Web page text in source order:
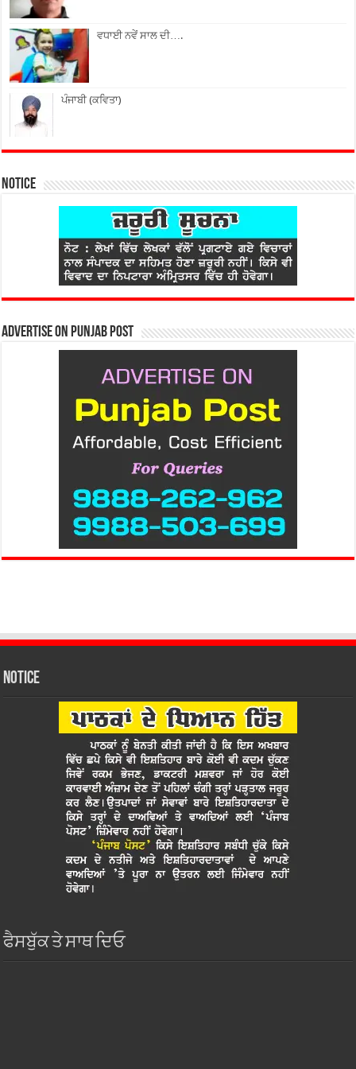
ਵਧਾਈ ਨਵੇਂ ਸਾਲ ਦੀ….
ਪੰਜਾਬੀ (ਕਵਿਤਾ)
Notice
Advertise on Punjab Post
Notice
ਫੈਸਬੁੱਕ ਤੇ ਸਾਥ ਦਿਓ